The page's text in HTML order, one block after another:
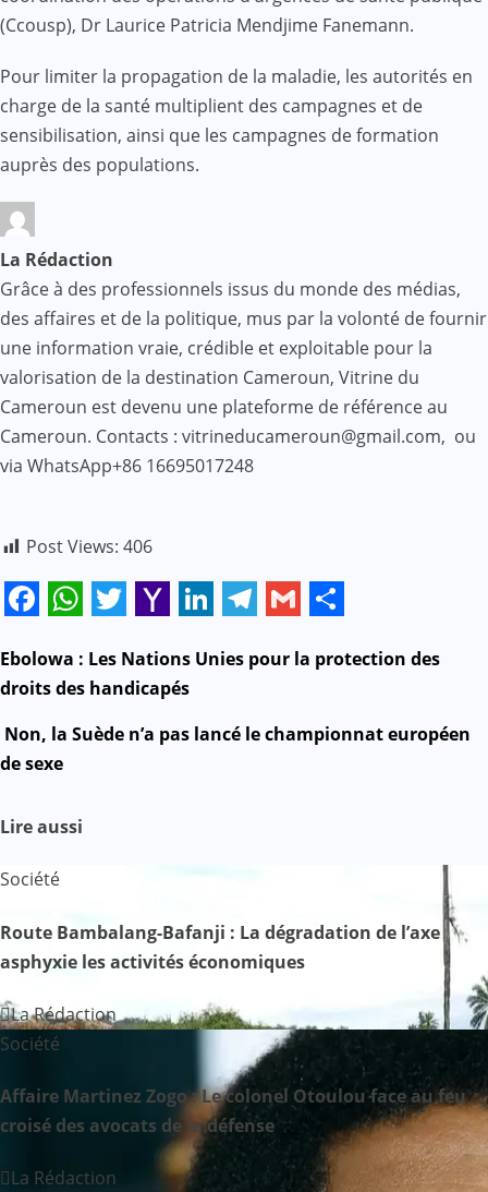
(Ccousp), Dr Laurice Patricia Mendjime Fanemann.
Pour limiter la propagation de la maladie, les autorités en
charge de la santé multiplient des campagnes et de
sensibilisation, ainsi que les campagnes de formation
auprès des populations.
La Rédaction
Grâce à des professionnels issus du monde des médias,
des affaires et de la politique, mus par la volonté de fournir
une information vraie, crédible et exploitable pour la
valorisation de la destination Cameroun, Vitrine du
Cameroun est devenu une plateforme de référence au
Cameroun. Contacts : vitrineducameroun@gmail.com, ou
via WhatsApp+86 16695017248
Post Views: 406
Mail
N
v
a
t
o
d
e
Ebolowa : Les Nations Unies pour la protection des
droits des handicapés
Non, la Suède n’a pas lancé le championnat européen
de sexe
Lire aussi
Société
Route Bambalang-Bafanji : La dégradation de l’axe
asphyxie les activités économiques
La Rédaction
Société
Affaire Martinez Zogo : Le colonel Otoulou face au feu
croisé des avocats de la défense
La Rédaction